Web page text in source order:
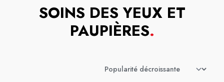
SOINS DES YEUX ET
PAUPIÈRES.